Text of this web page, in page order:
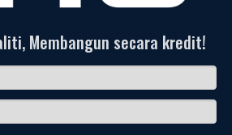
Membangun secara kredit!